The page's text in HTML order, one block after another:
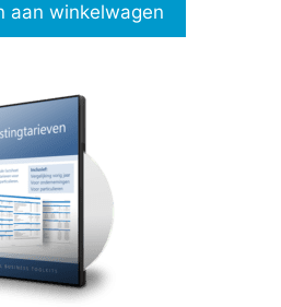
aan winkelwagen